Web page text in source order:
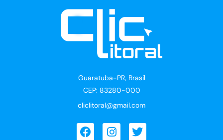
Guaratuba-PR, Brasil
CEP: 83280-000
cliclitoral@gmail.com